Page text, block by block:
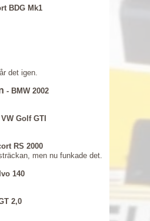
BDG Mk1
det igen.
- BMW 2002
Golf GTI
RS 2000
men nu funkade det.
140
2,0